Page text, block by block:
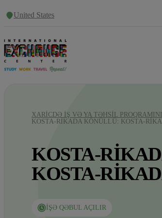
United States
XARICDƏ IŞ VƏ YA TƏHSIL
KOSTA-RIKADA KÖNÜLLÜ: KOSTA-
KOSTA-
KOSTA-
İŞƏ QƏBUL AÇILIR